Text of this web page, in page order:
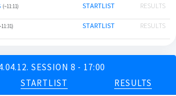
(~11:11)
STARTLIST RESULTS
STARTLIST RESULTS
SESSION 8 - 17:00
STARTLIST RESULTS